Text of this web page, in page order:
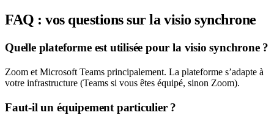
FAQ : vos questions sur la visio synchrone
Quelle plateforme est utilisée pour la visio synchrone ?
Zoom et Microsoft Teams principalement. La plateforme s’adapte à
votre infrastructure (Teams si vous êtes équipé, sinon Zoom).
Faut-il un équipement particulier ?